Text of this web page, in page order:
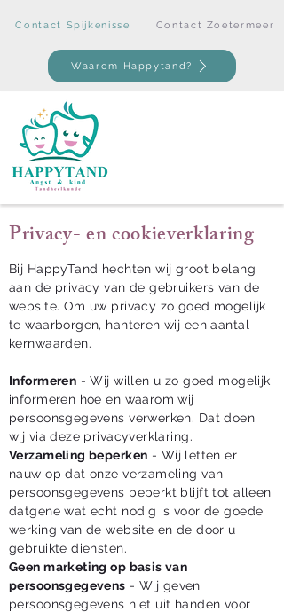
Contact Spijkenisse Contact Zoetermeer
Waarom Happytand?
Privacy- en cookieverklaring
Bij HappyTand hechten wij groot belang
aan de privacy van de gebruikers van de
website. Om uw privacy zo goed mogelijk
te waarborgen, hanteren wij een aantal
kernwaarden.
Informeren - Wij willen u zo goed mogelijk
informeren hoe en waarom wij
persoonsgegevens verwerken. Dat doen
wij via deze privacyverklaring.
Verzameling beperken - Wij letten er
nauw op dat onze verzameling van
persoonsgegevens beperkt blijft tot alleen
datgene wat echt nodig is voor de goede
werking van de website en de door u
gebruikte diensten.
Geen marketing op basis van
persoonsgegevens - Wij geven
persoonsgegevens niet uit handen voor